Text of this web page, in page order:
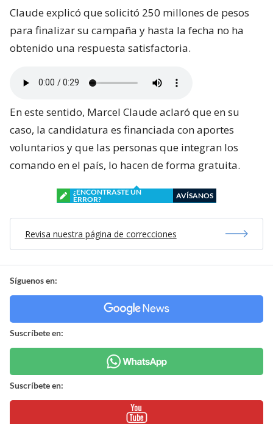
Claude explicó que solicitó 250 millones de pesos
para finalizar su campaña y hasta la fecha no ha
obtenido una respuesta satisfactoria.
En este sentido, Marcel Claude aclaró que en su
caso, la candidatura es financiada con aportes
voluntarios y que las personas que integran los
comando en el país, lo hacen de forma gratuita.
¿ENCONTRASTE UN
ERROR?
AVÍSANOS
Revisa nuestra página de correcciones
Síguenos en:
Suscríbete en:
Suscríbete en: